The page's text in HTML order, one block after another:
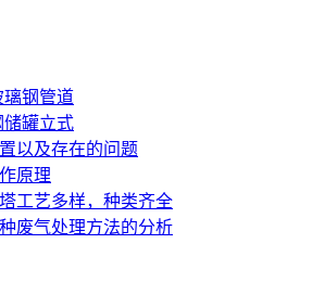
璃钢管道
储罐立式
以及存在的问题
原理
工艺多样，种类齐全
废气处理方法的分析